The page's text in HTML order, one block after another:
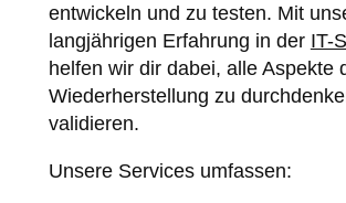
entwickeln und zu testen. Mit
langjährigen Erfahrung in der IT-
helfen wir dir dabei, alle Aspekte
Wiederherstellung zu
validieren.
Unsere Services umfassen: